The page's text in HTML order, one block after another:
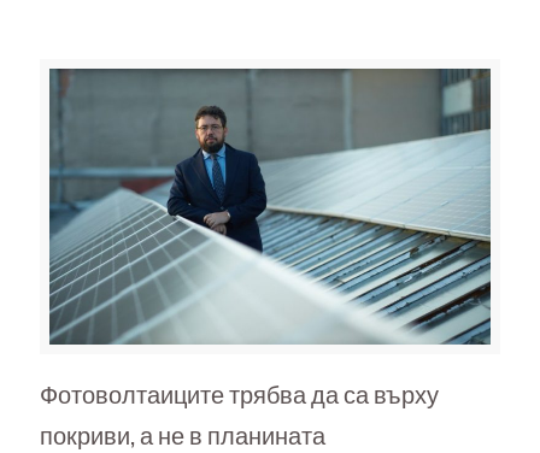
Фотоволтаиците трябва да са върху
покриви, а не в планината